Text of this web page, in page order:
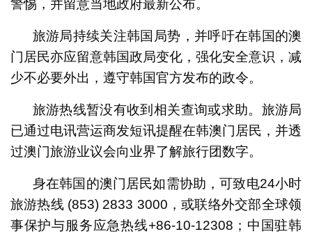
警惕，并留意当地政府最新公布。
旅游局持续关注韩国局势，并呼吁在韩国的澳
门居民亦应留意韩国政局变化，强化安全意识，减
少不必要外出，遵守韩国官方发布的政令。
旅游热线暂没有收到相关查询或求助。旅游局
已通过电讯营运商发短讯提醒在韩澳门居民，并透
过澳门旅游业议会向业界了解旅行团数字。
身在韩国的澳门居民如需协助，可致电24小时
旅游热线 (853) 2833 3000，或联络外交部全球领
事保护与服务应急热线+86-10-12308；中国驻韩